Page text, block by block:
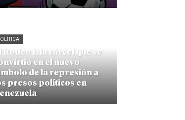
Rodeo I, la cárcel que se
en el nuevo
de la represión a
presos políticos en